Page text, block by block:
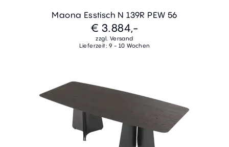
Maona Esstisch N 139R PEW 56
€ 3.884,-
zzgl. Versand
Lieferzeit: 9 - 10 Wochen